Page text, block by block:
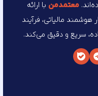
معتمد‌من با ارائه
هوشمند مالیاتی، فرآیند
سریع و دقیق می‌کند.